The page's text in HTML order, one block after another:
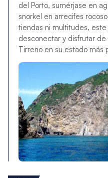
del Porto, sumérjase en
snorkel en arrecifes
tiendas ni multitudes,
desconectar y disfrutar
Tirreno en su estado más